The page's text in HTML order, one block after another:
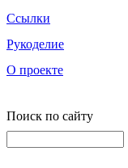
Ссылки
Рукоделие
О проекте
Поиск по сайту